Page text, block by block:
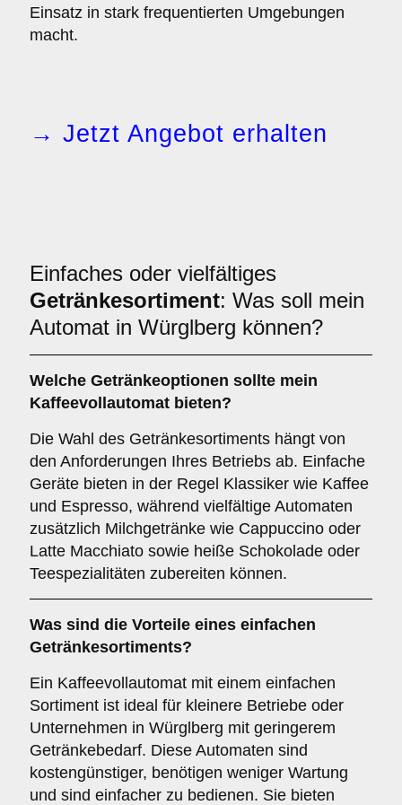
Einsatz in stark frequentierten Umgebungen
macht.
→ Jetzt Angebot erhalten
Einfaches oder vielfältiges
Getränkesortiment: Was soll mein
Automat in Würglberg können?
Welche Getränkeoptionen sollte mein
Kaffeevollautomat bieten?
Die Wahl des Getränkesortiments hängt von
den Anforderungen Ihres Betriebs ab. Einfache
Geräte bieten in der Regel Klassiker wie Kaffee
und Espresso, während vielfältige Automaten
zusätzlich Milchgetränke wie Cappuccino oder
Latte Macchiato sowie heiße Schokolade oder
Teespezialitäten zubereiten können.
Was sind die Vorteile eines einfachen
Getränkesortiments?
Ein Kaffeevollautomat mit einem einfachen
Sortiment ist ideal für kleinere Betriebe oder
Unternehmen in Würglberg mit geringerem
Getränkebedarf. Diese Automaten sind
kostengünstiger, benötigen weniger Wartung
und sind einfacher zu bedienen. Sie bieten